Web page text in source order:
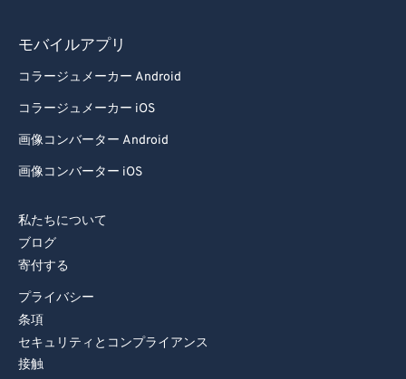
モバイルアプリ
コラージュメーカー Android
コラージュメーカー iOS
画像コンバーター Android
画像コンバーター iOS
私たちについて
ブログ
寄付する
プライバシー
条項
セキュリティとコンプライアンス
接触